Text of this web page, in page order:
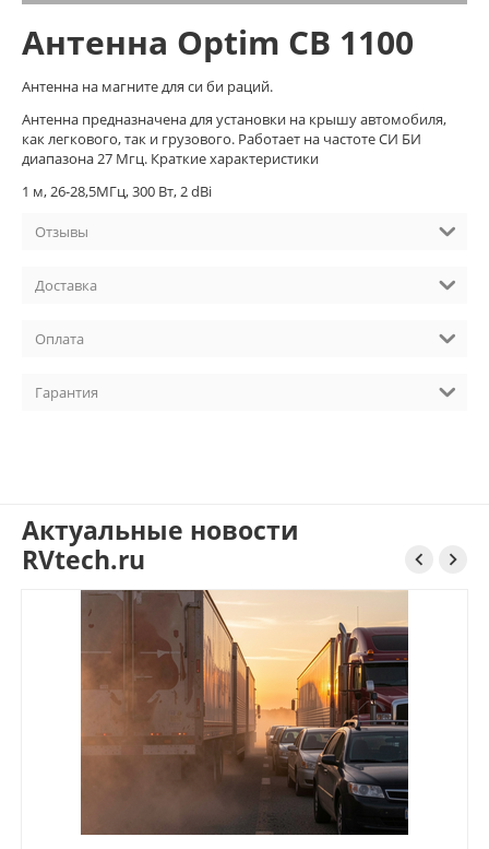
Антенна Optim СВ 1100
Антенна на магните для си би раций.
Антенна предназначена для установки на крышу автомобиля,
как легкового, так и грузового. Работает на частоте СИ БИ
диапазона 27 Мгц. Краткие характеристики
1 м, 26-28,5МГц, 300 Вт, 2 dBi
Отзывы
Доставка
Оплата
Гарантия
Актуальные новости
RVtech.ru
 